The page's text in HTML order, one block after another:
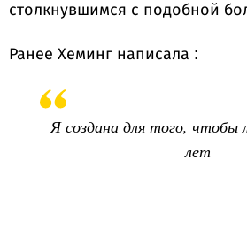
столкнувшимся с подобной
Ранее Хеминг написала :
Я создана для того, чтобы
лет